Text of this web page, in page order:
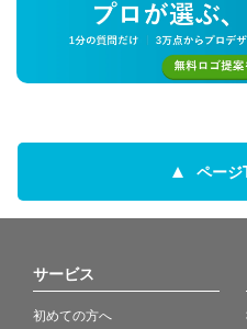
ページ
サービス
初めての方へ